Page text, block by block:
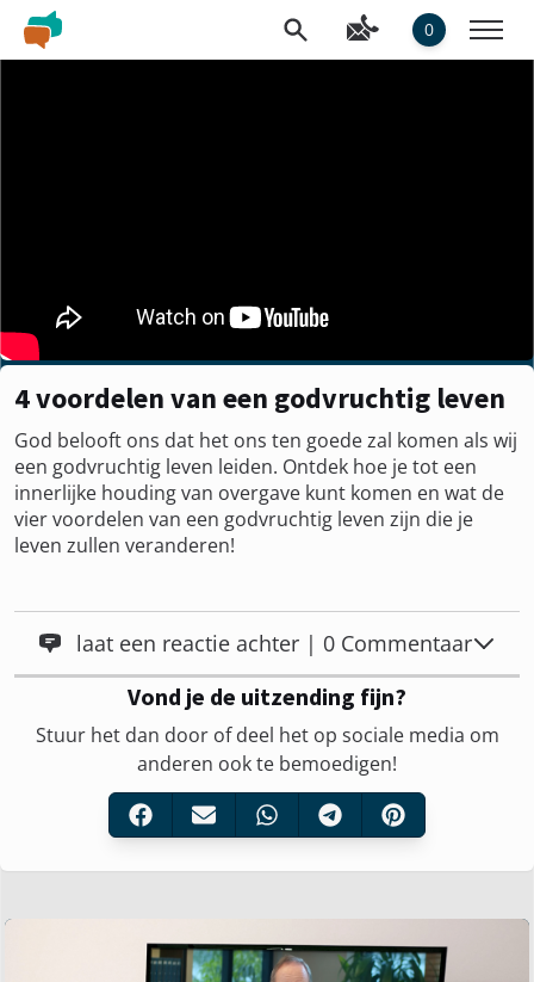
0
4 voordelen van een godvruchtig leven
God belooft ons dat het ons ten goede zal komen als wij
een godvruchtig leven leiden. Ontdek hoe je tot een
innerlijke houding van overgave kunt komen en wat de
vier voordelen van een godvruchtig leven zijn die je
leven zullen veranderen!
laat een reactie achter | 0 Commentaar
Vond je de uitzending fijn?
Stuur het dan door of deel het op sociale media om
anderen ook te bemoedigen!